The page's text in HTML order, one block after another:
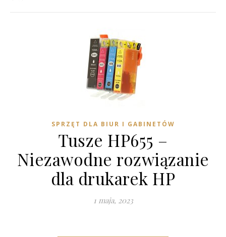
SPRZĘT DLA BIUR I GABINETÓW
Tusze HP655 –
Niezawodne rozwiązanie
dla drukarek HP
1 maja, 2023